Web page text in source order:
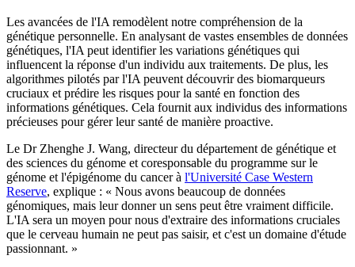
Les avancées de l'IA remodèlent notre compréhension de la
génétique personnelle. En analysant de vastes ensembles de données
génétiques, l'IA peut identifier les variations génétiques qui
influencent la réponse d'un individu aux traitements. De plus, les
algorithmes pilotés par l'IA peuvent découvrir des biomarqueurs
cruciaux et prédire les risques pour la santé en fonction des
informations génétiques. Cela fournit aux individus des informations
précieuses pour gérer leur santé de manière proactive.
Le Dr Zhenghe J. Wang, directeur du département de génétique et
des sciences du génome et coresponsable du programme sur le
génome et l'épigénome du cancer à l'Université Case Western
Reserve, explique : « Nous avons beaucoup de données
génomiques, mais leur donner un sens peut être vraiment difficile.
L'IA sera un moyen pour nous d'extraire des informations cruciales
que le cerveau humain ne peut pas saisir, et c'est un domaine d'étude
passionnant. »